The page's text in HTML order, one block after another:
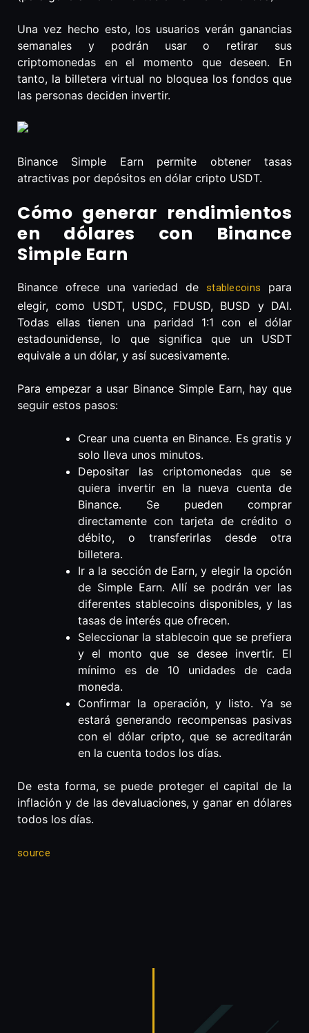
Una vez hecho esto, los usuarios verán ganancias
semanales y podrán usar o retirar sus
criptomonedas en el momento que deseen. En
tanto, la billetera virtual no bloquea los fondos que
las personas deciden invertir.
Binance Simple Earn permite obtener tasas
atractivas por depósitos en dólar cripto USDT.
Cómo generar rendimientos
en dólares con Binance
Simple Earn
Binance ofrece una variedad de stablecoins
para
elegir, como USDT, USDC, FDUSD, BUSD y DAI.
Todas ellas tienen una paridad 1:1 con el dólar
estadounidense, lo que significa que un USDT
equivale a un dólar, y así sucesivamente.
Para empezar a usar Binance Simple Earn, hay que
seguir estos pasos:
Crear una cuenta en Binance. Es gratis y
solo lleva unos minutos.
Depositar las criptomonedas que se
quiera invertir en la nueva cuenta de
Binance. Se pueden comprar
directamente con tarjeta de crédito o
débito, o transferirlas desde otra
billetera.
Ir a la sección de Earn, y elegir la opción
de Simple Earn. Allí se podrán ver las
diferentes stablecoins disponibles, y las
tasas de interés que ofrecen.
Seleccionar la stablecoin que se prefiera
y el monto que se desee invertir. El
mínimo es de 10 unidades de cada
moneda.
Confirmar la operación, y listo. Ya se
estará generando recompensas pasivas
con el dólar cripto, que se acreditarán
en la cuenta todos los días.
De esta forma, se puede proteger el capital de la
inflación y de las devaluaciones, y ganar en dólares
todos los días.
source